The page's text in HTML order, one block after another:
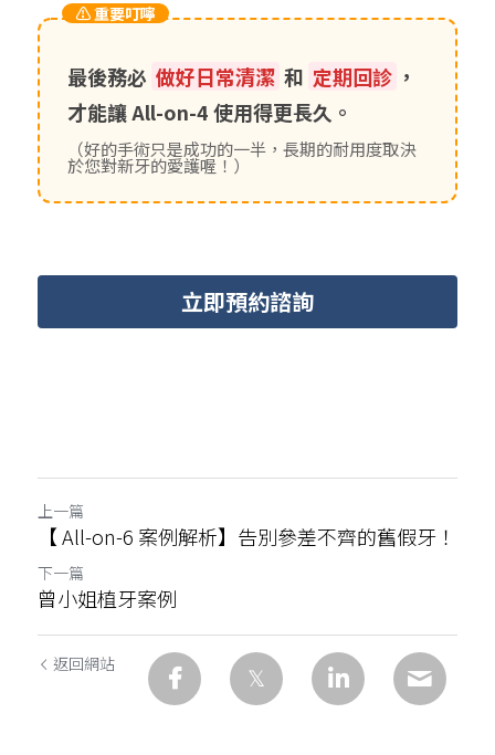
⚠️ 重要叮嚀
最後務必 做好日常清潔 和 定期回診 ，
才能讓 All-on-4 使用得更長久。
（好的手術只是成功的一半，長期的耐用度取決
於您對新牙的愛護喔！）
立即預約諮詢
上一篇
【 All-on-6 案例解析】告別參差不齊的舊假牙！
下一篇
曾小姐植牙案例
返回網站